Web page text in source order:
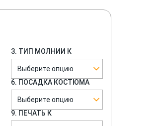
3. ТИП МОЛНИИ К
Выберите опцию
6. ПОСАДКА КОСТЮМА
Выберите опцию
9. ПЕЧАТЬ К